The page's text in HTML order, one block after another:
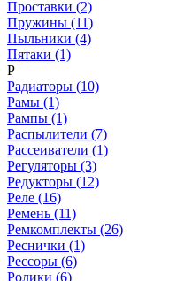
Проставки (2)
Пружины (11)
Пыльники (4)
Пятаки (1)
Р
Радиаторы (10)
Рамы (1)
Рампы (1)
Распылители (7)
Рассеиватели (1)
Регуляторы (3)
Редукторы (12)
Реле (16)
Ремень (11)
Ремкомплекты (26)
Реснички (1)
Рессоры (6)
Ролики (6)